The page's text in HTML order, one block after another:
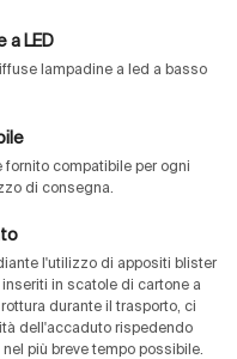
a LED
lampadine a led a basso
fornito compatibile per ogni
di consegna.
l'utilizzo di appositi blister
in scatole di cartone a
durante il trasporto, ci
dell'accaduto rispedendo
più breve tempo possibile.